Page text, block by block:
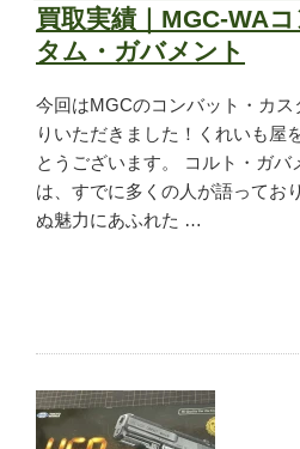
お申込みフ
くれいも屋につ
会社概要
スタッフ紹介
スタッフブログ
オンラインショップ
買取実績｜MGC-WA
タム・ガバメント
今回はMGCのコンバット・カ
りいただきました！くれいも屋
とうございます。 コルト・ガバ
は、すでに多くの人が語ってお
ぬ魅力にあふれた …